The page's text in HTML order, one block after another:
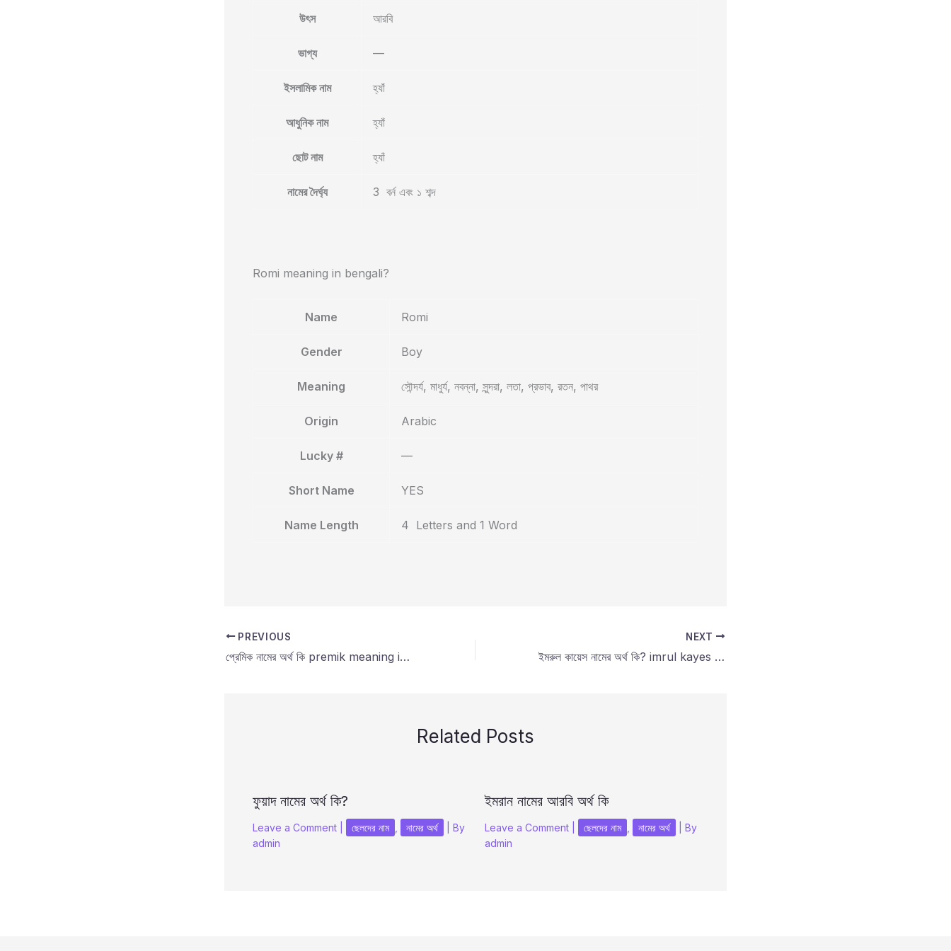
উৎস আরবি
ভাগ্য —
ইসলামিক নাম হ্যাঁ
আধুনিক নাম হ্যাঁ
ছোট নাম হ্যাঁ
নামের দৈর্ঘ্য 3 বর্ন এবং ১ শব্দ
Romi meaning in bengali?
Name Romi
Gender Boy
Meaning সৌন্দর্য, মাধুর্য, নবন্না, সুন্দরা, লতা, প্রভাব, রতন, পাথর
Origin Arabic
Lucky # —
Short Name YES
Name Length 4 Letters and 1 Word
PREVIOUS
প্রেমিক নামের অর্থ কি premik meaning in bengali?
NEXT
ইমরুল কায়েস নামের অর্থ কি? imrul kayes name meaning in bengali?
Related Posts
ফুয়াদ নামের অর্থ কি?
Leave a Comment ছেলদের নাম নামের অর্থ
| By
admin
ইমরান নামের আরবি অর্থ কি
Leave a Comment ছেলদের নাম নামের অর্থ
| By
admin